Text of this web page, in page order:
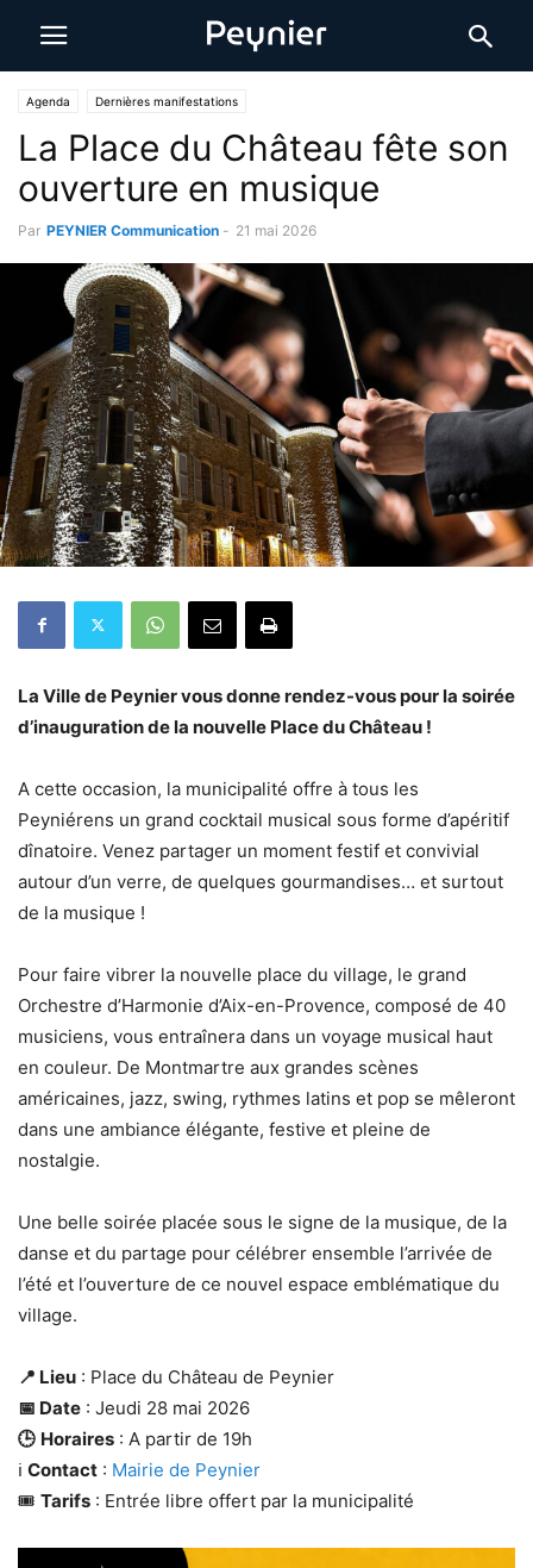
Agenda Dernières manifestations
La Place du Château fête son
ouverture en musique
Par PEYNIER Communication - 21 mai 2026
La Ville de Peynier vous donne rendez-vous pour la soirée
d’inauguration de la nouvelle Place du Château !
A cette occasion, la municipalité offre à tous les
Peyniérens un grand cocktail musical sous forme d’apéritif
dînatoire. Venez partager un moment festif et convivial
autour d’un verre, de quelques gourmandises… et surtout
de la musique !
Pour faire vibrer la nouvelle place du village, le grand
Orchestre d’Harmonie d’Aix-en-Provence, composé de 40
musiciens, vous entraînera dans un voyage musical haut
en couleur. De Montmartre aux grandes scènes
américaines, jazz, swing, rythmes latins et pop se mêleront
dans une ambiance élégante, festive et pleine de
nostalgie.
Une belle soirée placée sous le signe de la musique, de la
danse et du partage pour célébrer ensemble l’arrivée de
l’été et l’ouverture de ce nouvel espace emblématique du
village.
📍 Lieu : Place du Château de Peynier
📅 Date : Jeudi 28 mai 2026
🕒 Horaires : A partir de 19h
ℹ️ Contact : Mairie de Peynier
🎟️ Tarifs : Entrée libre offert par la municipalité